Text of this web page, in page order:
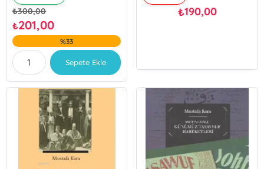
₺300,00
₺201,00
%33
Sepete Ekle
₺190,00